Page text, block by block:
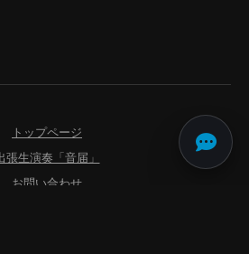
トップページ
張生演奏「音届」
お問い合わせ